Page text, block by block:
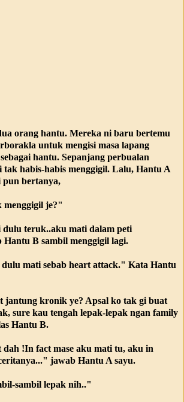
orang hantu. Mereka ni baru bertemu
untuk mengisi masa lapang
hantu. Sepanjang perbualan
tak habis-habis menggigil. Lalu, Hantu A
pun bertanya,
menggigil je?"
teruk..aku mati dalam peti
B sambil menggigil lagi.
mati sebab heart attack." Kata Hantu
jantung kronik ye? Apsal ko tak gi buat
sure kau tengah lepak-lepak ngan family
Hantu B.
!In fact mase aku mati tu, aku in
jawab Hantu A sayu.
sambil lepak nih.."